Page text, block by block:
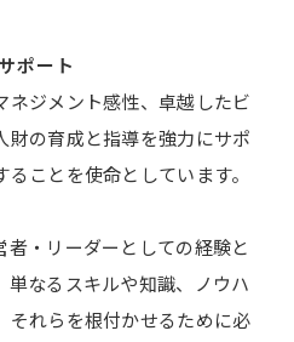
ポート
ネジメント感性、卓越したビ
財の育成と指導を強力にサポ
ことを使命としています。
・リーダーとしての経験と
なるスキルや知識、ノウハ
それらを根付かせるために必